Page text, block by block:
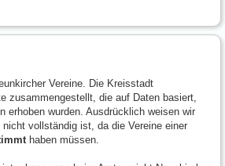
Vereine. Die Kreisstadt
zusammengestellt, die auf Daten basiert,
erhoben wurden. Ausdrücklich weisen wir
vollständig ist, da die Vereine einer
haben müssen.